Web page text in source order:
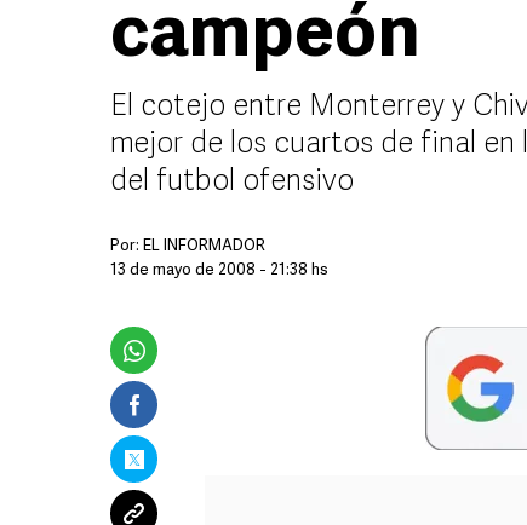
campeón
El cotejo entre Monterrey y
mejor de los cuartos de final
del futbol ofensivo
Por: EL INFORMADOR
13 de mayo de 2008 - 21:38 hs